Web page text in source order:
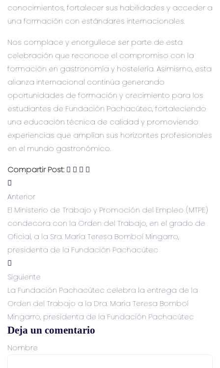
conocimientos, fortalecer sus habilidades y acceder a
una formación con estándares internacionales.
Nos complace y enorgullece ser parte de esta
celebración que reconoce el compromiso con la
formación en gastronomía y hostelería. Asimismo, esta
alianza internacional continúa generando
oportunidades de formación y crecimiento para los
estudiantes de Fundación Pachacútec, fortaleciendo
una educación técnica de calidad y promoviendo
experiencias que amplían sus horizontes profesionales
en el mundo gastronómico.
Compartir Post:
Anterior
El Ministerio de Trabajo y Promoción del Empleo (MTPE)
condecora con la Orden del Trabajo, en el grado de
Oficial, a la Sra. María Teresa Bomboí Mingarro,
presidenta de la Fundación Pachacútec
Siguiente
La Fundación Pachacútec celebra la entrega de la
Orden del Trabajo a la Dra. Maria Teresa Bomboí
Mingarro, presidenta de la Fundación Pachacútec
Deja un comentario
Nombre